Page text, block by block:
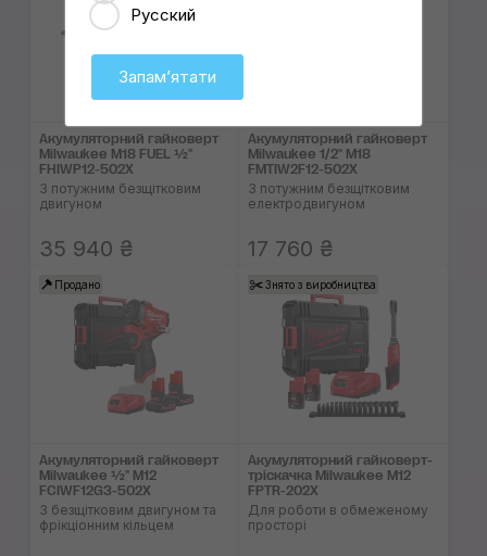
Акумуляторний гайковерт
Milwaukee M18 FUEL ½"
FHIWP12-502X
З потужним безщітковим
двигуном
35 940 ₴
Акумуляторний гайковерт
Milwaukee 1/2" M18
FMTIW2F12-502X
З потужним безщітковим
електродвигуном
17 760 ₴
Продано
Акумуляторний гайковерт
Milwaukee ½" M12
FCIWF12G3-502X
З безщітковим двигуном та
фрікціонним кільцем
Знято з виробництва
Акумуляторний гайковерт-
тріскачка Milwaukee M12
FPTR-202X
Для роботи в обмеженому
просторі
Русский
Запамʼятати